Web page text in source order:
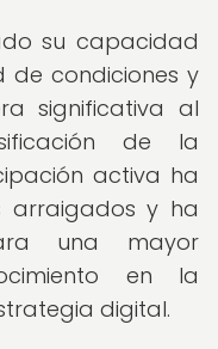
su capacidad
condiciones y
significativa al
de la
activa ha
arraigados y ha
una mayor
en la
digital.